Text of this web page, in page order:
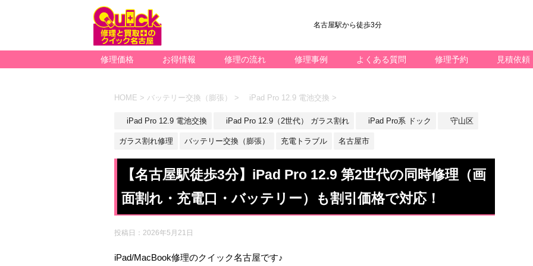
名古屋駅から徒歩3分
修理価格 お得情報 修理の流れ 修理事例 よくある質問 修理予約 見積依頼
HOME > バッテリー交換（膨張） > iPad Pro 12.9 電池交換 >
iPad Pro 12.9 電池交換 iPad Pro 12.9（2世代） ガラス割れ iPad Pro系 ドック 守山区
ガラス割れ修理 バッテリー交換（膨張） 充電トラブル 名古屋市
【名古屋駅徒歩3分】iPad Pro 12.9 第2世代の同時修理（画
面割れ・充電口・バッテリー）も割引価格で対応！
投稿日： 2026年5月21日
iPad/MacBook修理のクイック名古屋です♪